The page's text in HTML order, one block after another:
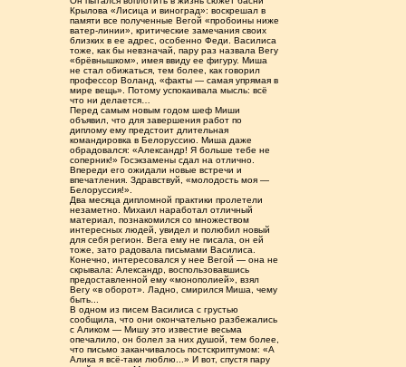
Крылова «Лисица и виноград»: воскрешал в
памяти все полученные Вегой «пробоины ниже
ватер-линии», критические замечания своих
близких в ее адрес, особенно Феди. Василиса
тоже, как бы невзначай, пару раз назвала Вегу
«брёвнышком», имея ввиду ее фигуру. Миша
не стал обижаться, тем более, как говорил
профессор Воланд, «факты — самая упрямая в
мире вещь». Потому успокаивала мысль: всё
что ни делается…
Перед самым новым годом шеф Миши
объявил, что для завершения работ по
диплому ему предстоит длительная
командировка в Белоруссию. Миша даже
обрадовался: «Александр! Я больше тебе не
соперник!» Госэкзамены сдал на отлично.
Впереди его ожидали новые встречи и
впечатления. Здравствуй, «молодость моя —
Белоруссия!».
Два месяца дипломной практики пролетели
незаметно. Михаил наработал отличный
материал, познакомился со множеством
интересных людей, увидел и полюбил новый
для себя регион. Вега ему не писала, он ей
тоже, зато радовала письмами Василиса.
Конечно, интересовался у нее Вегой — она не
скрывала: Александр, воспользовавшись
предоставленной ему «монополией», взял
Вегу «в оборот». Ладно, смирился Миша, чему
быть...
В одном из писем Василиса с грустью
сообщила, что они окончательно разбежались
с Аликом — Мишу это известие весьма
опечалило, он болел за них душой, тем более,
что письмо заканчивалось постскриптумом: «А
Алика я всё-таки люблю...» И вот, спустя пару